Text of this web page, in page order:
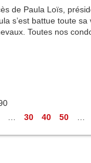
de Paula Loïs,
s’est battue toute
Toutes nos
30 40 50